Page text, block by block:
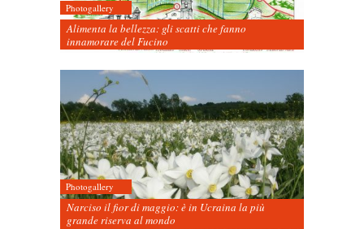
Photogallery
Alimenta la bellezza: gli scatti che fanno
innamorare del Fucino
Photogallery
Narciso il fior di maggio: è in Ucraina la più
grande riserva al mondo